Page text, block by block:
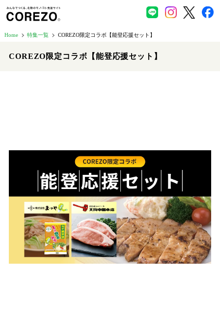
Home 特集一覧 COREZO限定コラボ【能登応援セット】
COREZO限定コラボ【能登応援セット】